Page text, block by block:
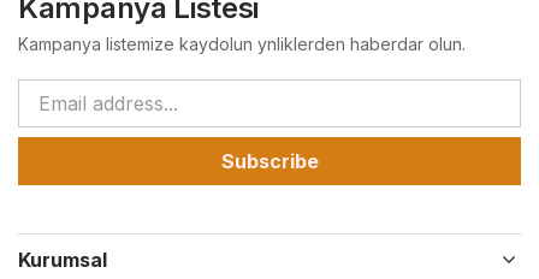
Kampanya Listesi
Kampanya listemize kaydolun ynliklerden haberdar olun.
Subscribe
Kurumsal